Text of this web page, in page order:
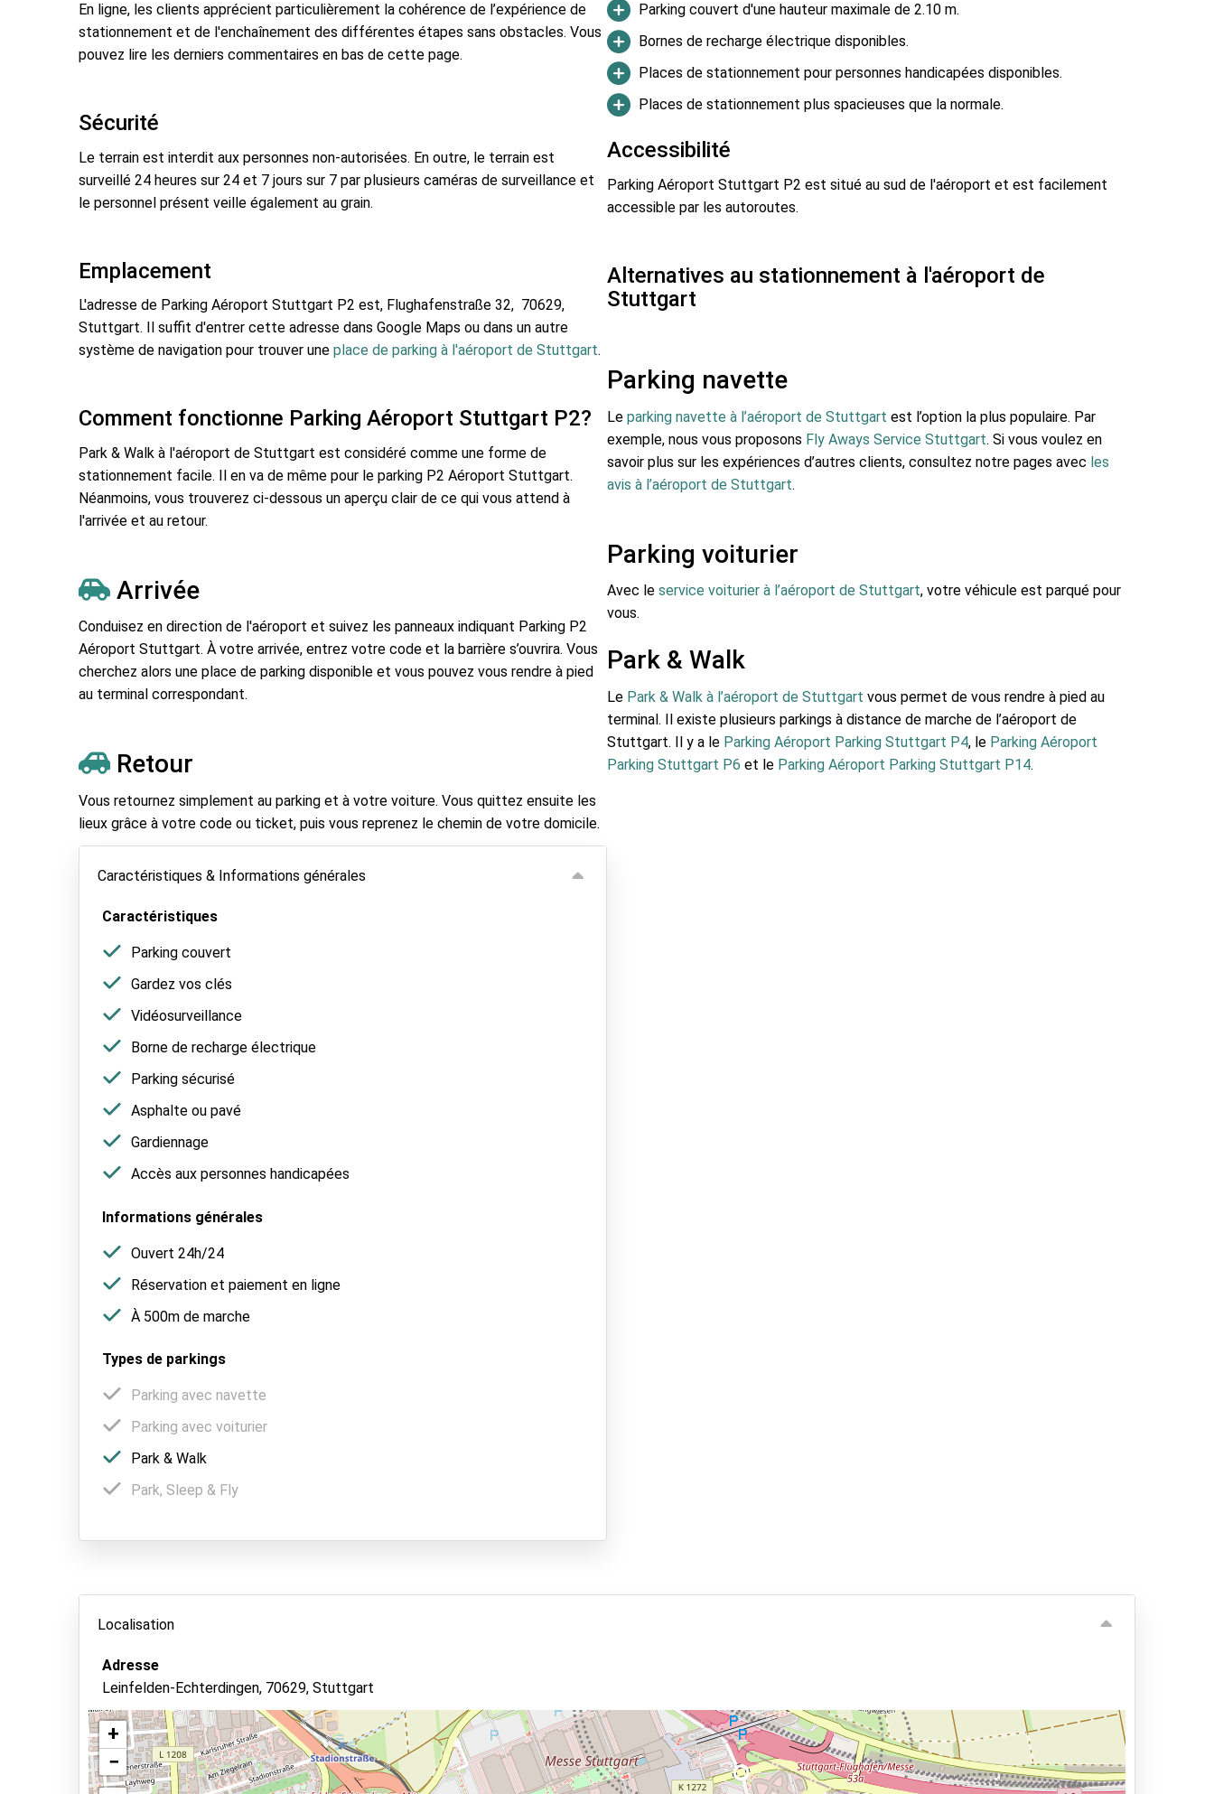
En ligne, les clients apprécient particulièrement la cohérence de l’expérience de
stationnement et de l'enchaînement des différentes étapes sans obstacles. Vous
pouvez lire les derniers commentaires en bas de cette page.
Sécurité
Le terrain est interdit aux personnes non-autorisées. En outre, le terrain est
surveillé 24 heures sur 24 et 7 jours sur 7 par plusieurs caméras de surveillance et
le personnel présent veille également au grain.
Emplacement
L'adresse de Parking Aéroport Stuttgart P2 est, Flughafenstraße 32, 70629,
Stuttgart. Il suffit d'entrer cette adresse dans Google Maps ou dans un autre
système de navigation pour trouver une place de parking à l'aéroport de Stuttgart.
Comment fonctionne Parking Aéroport Stuttgart P2?
Park & Walk à l'aéroport de Stuttgart est considéré comme une forme de
stationnement facile. Il en va de même pour le parking P2 Aéroport Stuttgart.
Néanmoins, vous trouverez ci-dessous un aperçu clair de ce qui vous attend à
l'arrivée et au retour.
Arrivée
Conduisez en direction de l'aéroport et suivez les panneaux indiquant Parking P2
Aéroport Stuttgart. À votre arrivée, entrez votre code et la barrière s’ouvrira. Vous
cherchez alors une place de parking disponible et vous pouvez vous rendre à pied
au terminal correspondant.
Retour
Vous retournez simplement au parking et à votre voiture. Vous quittez ensuite les
lieux grâce à votre code ou ticket, puis vous reprenez le chemin de votre domicile.
Caractéristiques & Informations générales
Caractéristiques
Parking couvert
Gardez vos clés
Vidéosurveillance
Borne de recharge électrique
Parking sécurisé
Asphalte ou pavé
Gardiennage
Accès aux personnes handicapées
Informations générales
Ouvert 24h/24
Réservation et paiement en ligne
À 500m de marche
Types de parkings
Parking avec navette
Parking avec voiturier
Park & Walk
Park, Sleep & Fly
Parking couvert d'une hauteur maximale de 2.10 m.
Bornes de recharge électrique disponibles.
Places de stationnement pour personnes handicapées disponibles.
Places de stationnement plus spacieuses que la normale.
Accessibilité
Parking Aéroport Stuttgart P2 est situé au sud de l'aéroport et est facilement
accessible par les autoroutes.
Alternatives au stationnement à l'aéroport de
Stuttgart
Parking navette
Le parking navette à l’aéroport de Stuttgart est l’option la plus populaire. Par
exemple, nous vous proposons Fly Aways Service Stuttgart. Si vous voulez en
savoir plus sur les expériences d’autres clients, consultez notre pages avec les
avis à l’aéroport de Stuttgart.
Parking voiturier
Avec le service voiturier à l’aéroport de Stuttgart, votre véhicule est parqué pour
vous.
Park & Walk
Le Park & Walk à l’aéroport de Stuttgart vous permet de vous rendre à pied au
terminal. Il existe plusieurs parkings à distance de marche de l’aéroport de
Stuttgart. Il y a le Parking Aéroport Parking Stuttgart P4, le Parking Aéroport
Parking Stuttgart P6 et le Parking Aéroport Parking Stuttgart P14.
Localisation
Adresse
Leinfelden-Echterdingen, 70629, Stuttgart
+
−